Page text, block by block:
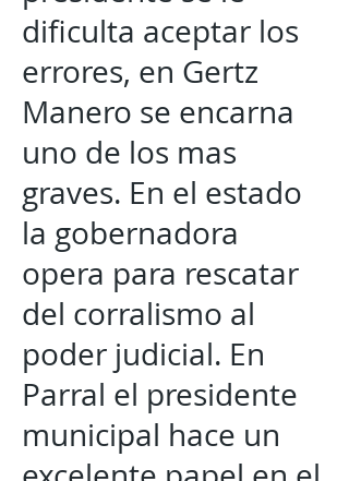
dificulta aceptar los
errores, en Gertz
Manero se encarna
uno de los mas
graves. En el estado
la gobernadora
opera para rescatar
del corralismo al
poder judicial. En
Parral el presidente
municipal hace un